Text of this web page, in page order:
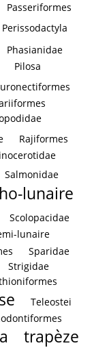
Passeriformes
Perissodactyla
Phasianidae
Pilosa
Rajiformes
Salmonidae
lunaire
Scolopacidae
lunaire
Sparidae
Strigidae
Teleostei
trapèze